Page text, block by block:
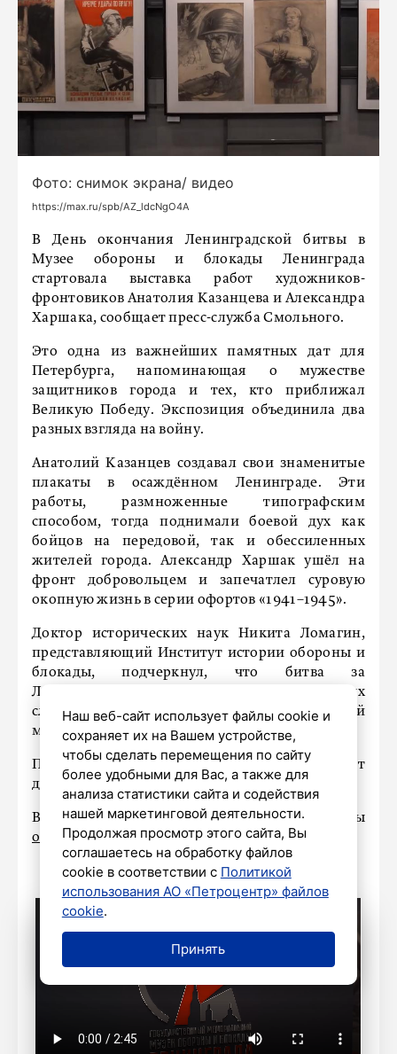
Фото: снимок экрана/ видео
https://max.ru/spb/AZ_ldcNgO4A
В День окончания Ленинградской битвы в
Музее обороны и блокады Ленинграда
стартовала выставка работ художников-
фронтовиков Анатолия Казанцева и Александра
Харшака, сообщает пресс-служба Смольного.
Это одна из важнейших памятных дат для
Петербурга, напоминающая о мужестве
защитников города и тех, кто приближал
Великую Победу. Экспозиция объединила два
разных взгляда на войну.
Анатолий Казанцев создавал свои знаменитые
плакаты в осаждённом Ленинграде. Эти
работы, размноженные типографским
способом, тогда поднимали боевой дух как
бойцов на передовой, так и обессиленных
жителей города. Александр Харшак ушёл на
фронт добровольцем и запечатлел суровую
окопную жизнь в серии офортов «1941–1945».
Доктор исторических наук Никита Ломагин,
представляющий Институт истории обороны и
блокады, подчеркнул, что битва за
Ленинградскую область стала одним из самых
сложных и кровопролитных сражений Второй
мировой войны.
Посетить выставку можно бесплатно, она будет
доступна до 3 сентября.
В честь памятной даты Лучи Победы дважды
озарят небоПетербурга.
Наш веб-сайт использует файлы cookie и
сохраняет их на Вашем устройстве,
чтобы сделать перемещения по сайту
более удобными для Вас, а также для
анализа статистики сайта и содействия
нашей маркетинговой деятельности.
Продолжая просмотр этого сайта, Вы
соглашаетесь на обработку файлов
cookie в соответствии с Политикой
использования АО «Петроцентр» файлов
cookie.
Принять